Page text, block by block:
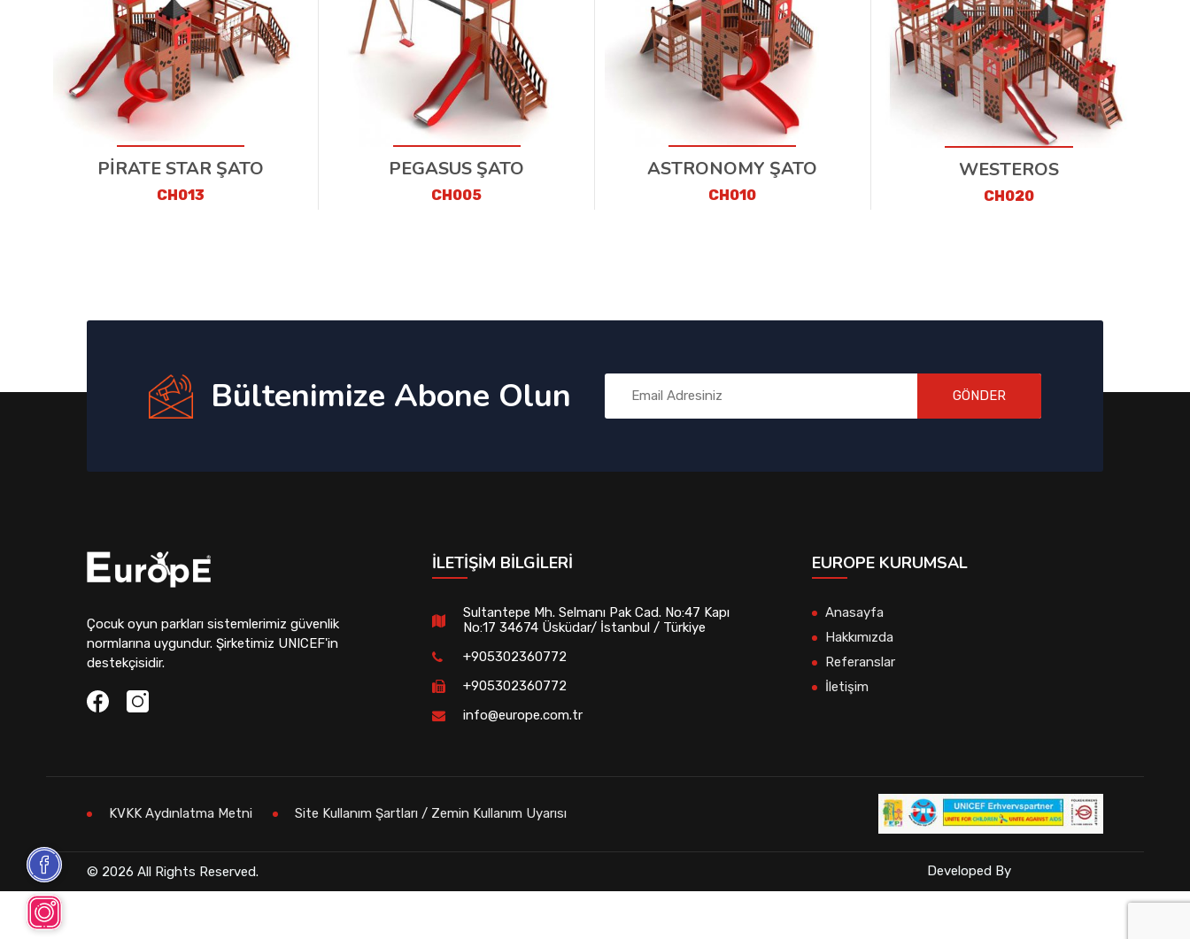
PİRATE STAR ŞATO
CH013
PEGASUS ŞATO
CH005
ASTRONOMY ŞATO
CH010
WESTEROS
CH020
Bültenimize Abone Olun GÖNDER
Çocuk oyun parkları sistemlerimiz güvenlik
normlarına uygundur. Şirketimiz UNICEF'in
destekçisidir.
İLETIŞIM BILGILERI
Sultantepe Mh. Selmanı Pak Cad. No:47 Kapı
No:17 34674 Üsküdar/ İstanbul / Türkiye
+905302360772
+905302360772
info@europe.com.tr
EUROPE KURUMSAL
Anasayfa
Hakkımızda
Referanslar
İletişim
KVKK Aydınlatma Metni Site Kullanım Şartları / Zemin Kullanım Uyarısı
© 2026 All Rights Reserved. Developed By